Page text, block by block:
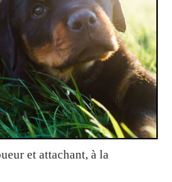
et attachant, à la